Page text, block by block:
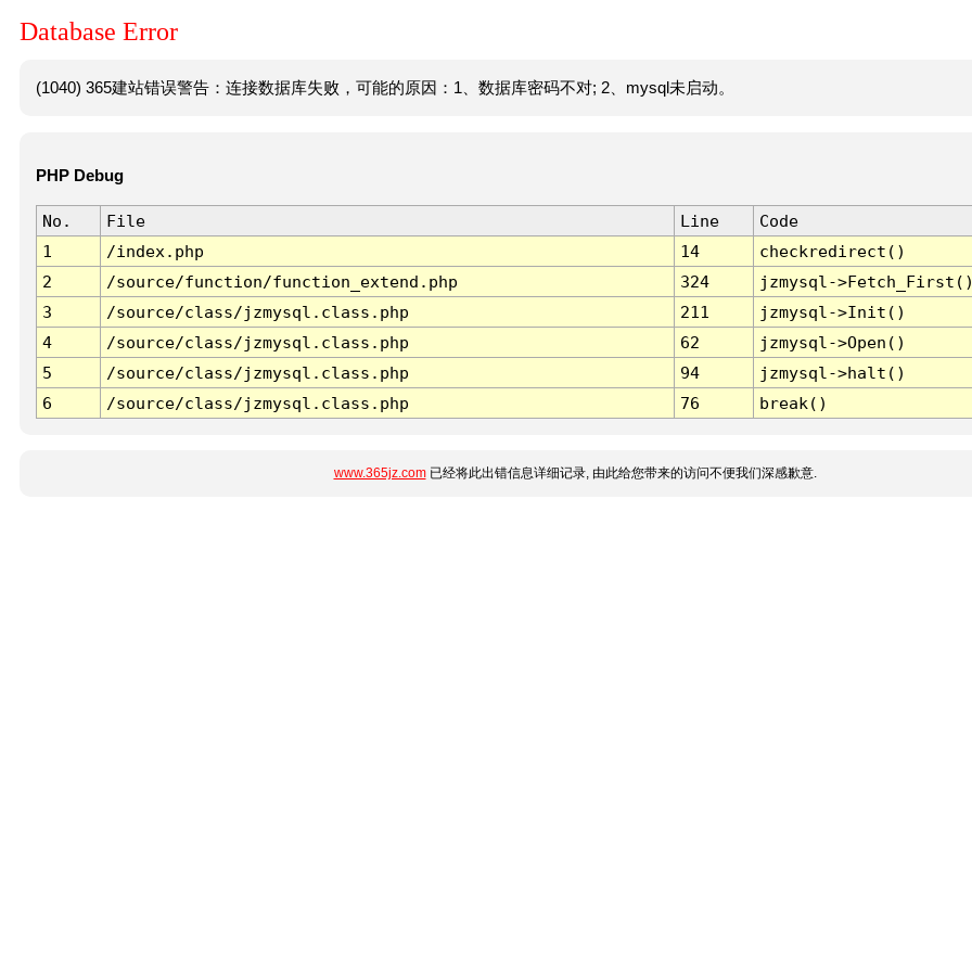
Database Error
(1040) 365建站错误警告：连接数据库失败，可能的原因：1、数据库密码不对; 2、mysql未启动。
PHP Debug
No. File Line
Code
1
/index.php 14
checkredirect()
2
/source/function/function_extend.php 324
jzmysql-
3
/source/class/jzmysql.class.php 211
jzmysql->Init()
4
/source/class/jzmysql.class.php 62
jzmysql->Open()
5
/source/class/jzmysql.class.php 94
jzmysql->halt()
6
/source/class/jzmysql.class.php 76 break()
www.365jz.com已经将此出错信息详细记录, 由此给您带来的访问不便我们深感歉意.